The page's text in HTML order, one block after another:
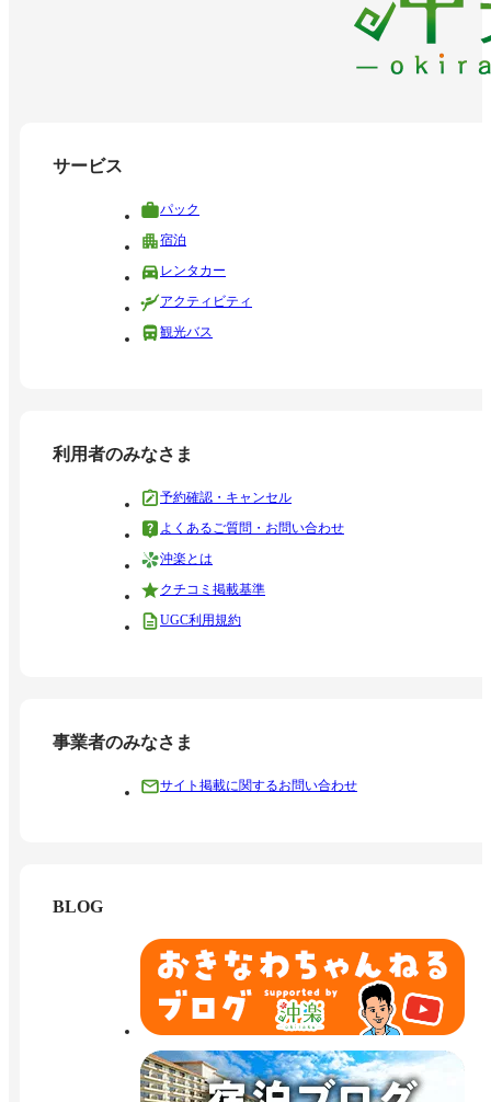
サービス
パック
宿泊
レンタカー
アクティビティ
観光バス
利用者のみなさま
予約確認・キャンセル
よくあるご質問・お問い合わせ
沖楽とは
クチコミ掲載基準
UGC利用規約
事業者のみなさま
サイト掲載に関するお問い合わせ
BLOG